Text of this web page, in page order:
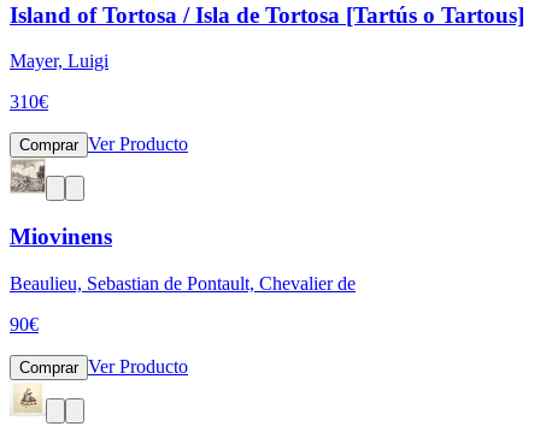
Island of Tortosa / Isla de Tortosa [Tartús o Tartous]
Mayer, Luigi
310€
Comprar Ver Producto
Miovinens
Beaulieu, Sebastian de Pontault, Chevalier de
90€
Comprar Ver Producto